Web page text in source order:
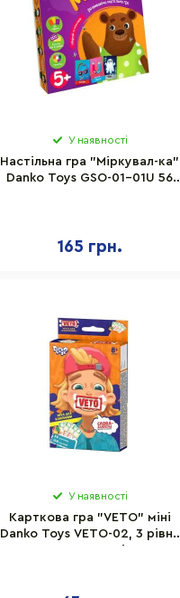
У наявності
Настільна гра "Міркувал-ка"
Danko Toys GSO-01-01U 56
165 грн.
У наявності
Карткова гра "VETO" міні
Danko Toys VETO-02, 3 рівня